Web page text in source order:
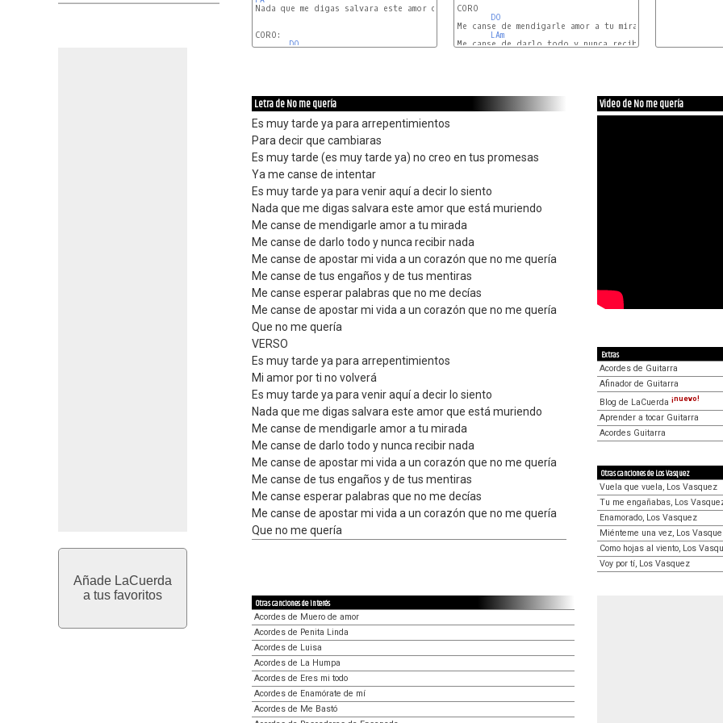
Añade LaCuerda
a tus favoritos
Nada que me digas salvara este amor que está muriendo
CORO:
DO
CORO
DO
Me canse de mendigarle amor a tu mirada
LAm
Me canse de darlo todo y nunca recibir nada
Letra de No me quería
Es muy tarde ya para arrepentimientos
Para decir que cambiaras
Es muy tarde (es muy tarde ya) no creo en tus promesas
Ya me canse de intentar
Es muy tarde ya para venir aquí a decir lo siento
Nada que me digas salvara este amor que está muriendo
Me canse de mendigarle amor a tu mirada
Me canse de darlo todo y nunca recibir nada
Me canse de apostar mi vida a un corazón que no me quería
Me canse de tus engaños y de tus mentiras
Me canse esperar palabras que no me decías
Me canse de apostar mi vida a un corazón que no me quería
Que no me quería
VERSO
Es muy tarde ya para arrepentimientos
Mi amor por ti no volverá
Es muy tarde ya para venir aquí a decir lo siento
Nada que me digas salvara este amor que está muriendo
Me canse de mendigarle amor a tu mirada
Me canse de darlo todo y nunca recibir nada
Me canse de apostar mi vida a un corazón que no me quería
Me canse de tus engaños y de tus mentiras
Me canse esperar palabras que no me decías
Me canse de apostar mi vida a un corazón que no me quería
Que no me quería
Video de No me quería
Extras
Acordes de Guitarra
Afinador de Guitarra
Blog de LaCuerda ¡nuevo!
Aprender a tocar Guitarra
Acordes Guitarra
Otras canciones de Los Vasquez
Vuela que vuela, Los Vasquez
Tu me engañabas, Los
Enamorado, Los Vasquez
Miénteme una vez, Los
Como hojas al viento, Los
Voy por tí, Los Vasquez
Otras canciones de interés
Acordes de Muero de amor
Acordes de Penita Linda
Acordes de Luisa
Acordes de La Humpa
Acordes de Eres mi todo
Acordes de Enamórate de mí
Acordes de Me Bastó